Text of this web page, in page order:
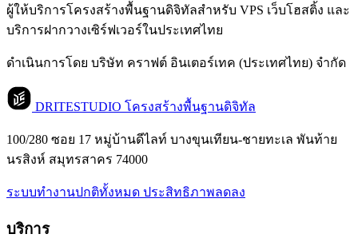
ผู้ให้บริการโครงสร้างพื้นฐานดิจิทัลสำหรับ VPS เว็บโฮสติ้ง และ
บริการฝากวางเซิร์ฟเวอร์ในประเทศไทย
ดำเนินการโดย บริษัท คราฟต์ อินเตอร์เทค (ประเทศไทย) จำกัด
DRITESTUDIO โครงสร้างพื้นฐานดิจิทัล
100/280 ซอย 17 หมู่บ้านดีไลท์ บางขุนเทียน-ชายทะเล พันท้าย
นรสิงห์ สมุทรสาคร 74000
ระบบทำงานปกติทั้งหมด ประสิทธิภาพลดลง
บริการ